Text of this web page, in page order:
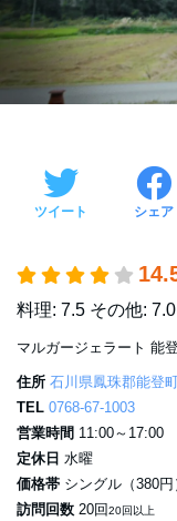
ツイート シェア
料理: 7.5 その他: 7.0
マルガージェラート 能
住所 石川県鳳珠郡能登
TEL 0768-67-1003
営業時間 11:00～17:00
定休日 水曜
価格帯 シングル（380円
訪問回数 20回20回以上